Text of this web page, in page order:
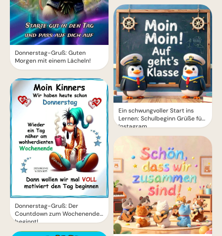
Donnerstag-Gruß: Guten
Morgen mit einem Lächeln!
Donnerstag-Gruß: Der
Countdown zum Wochenende
beginnt!
Ein schwungvoller Start ins
Lernen: Schulbeginn Grüße für
Instagram